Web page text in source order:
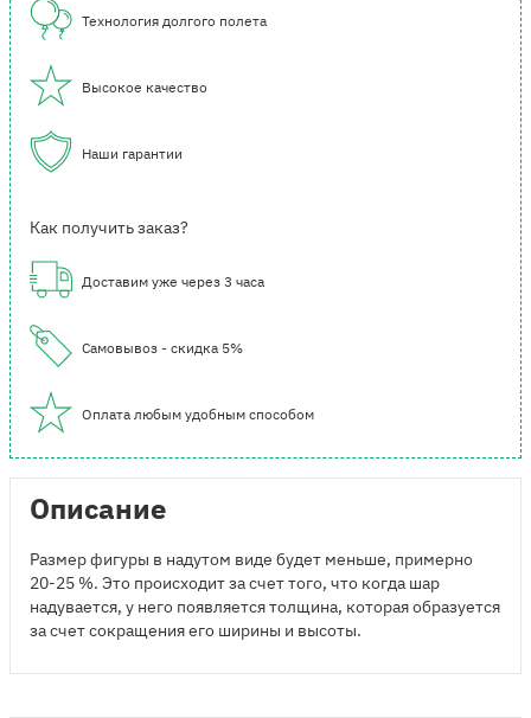
Технология долгого полета
Высокое качество
Наши гарантии
Как получить заказ?
Доставим уже через 3 часа
Самовывоз - скидка 5%
Оплата любым удобным способом
Описание
Размер фигуры в надутом виде будет меньше, примерно
20-25 %. Это происходит за счет того, что когда шар
надувается, у него появляется толщина, которая образуется
за счет сокращения его ширины и высоты.